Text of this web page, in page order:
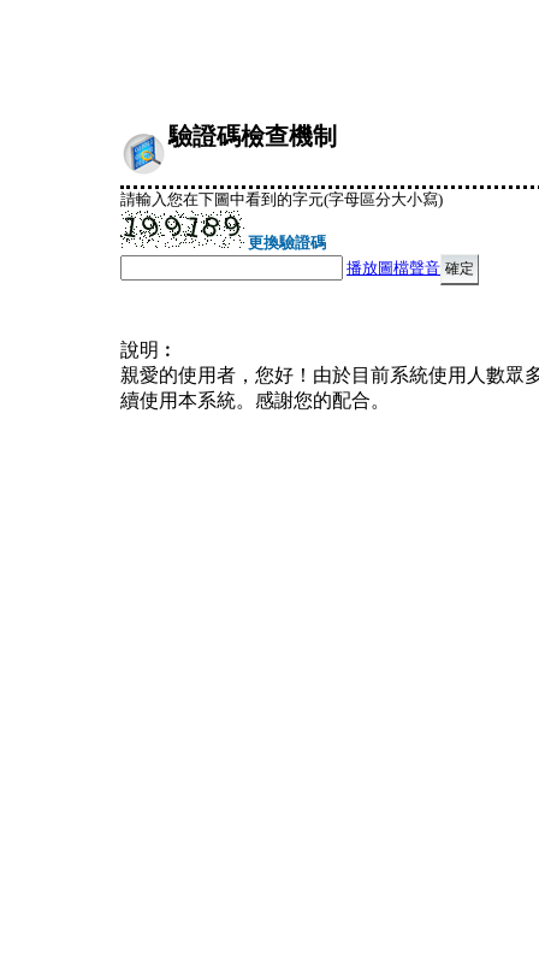
驗證碼檢查機制
請輸入您在下圖中看到的字元(字母區分大小寫)
更換驗證碼
播放圖檔聲音
說明︰
親愛的使用者，您好！由於目前系統使用人數眾
續使用本系統。感謝您的配合。